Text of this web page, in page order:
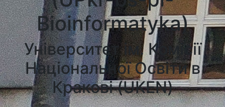
Bioinformatyka)
Університет ім. Комісії
Національної Освіти в
Кракові (UKEN)